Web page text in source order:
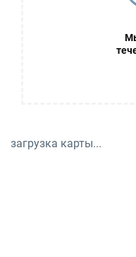
загрузка карты...